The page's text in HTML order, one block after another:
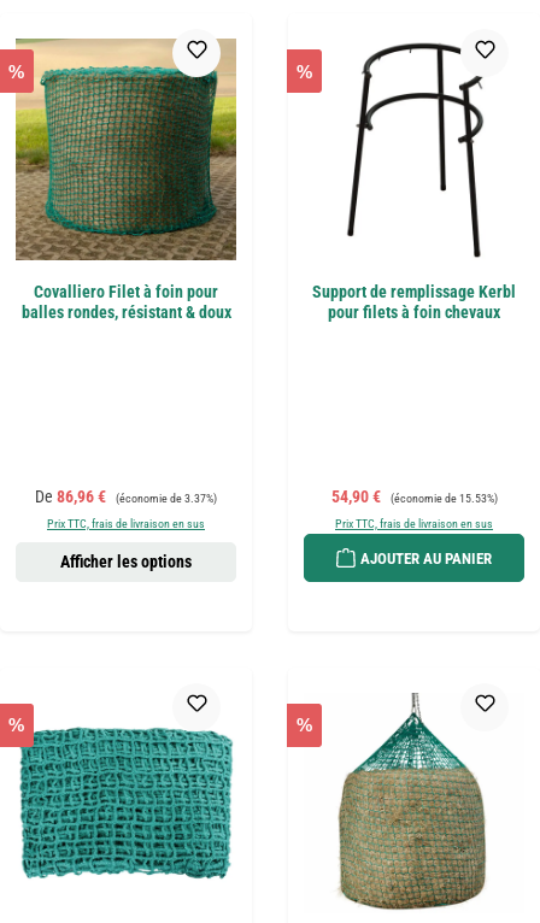
%
Covalliero Filet à foin pour
balles rondes, résistant & doux
Prix de vente :
De 86,96 € Prix régulier :
(économie de 3.37%)
Prix TTC, frais de livraison en sus
Afficher les options
%
Support de remplissage Kerbl
pour filets à foin chevaux
Prix de vente :
54,90 € Prix régulier :
(économie de 15.53%)
Prix TTC, frais de livraison en sus
AJOUTER AU PANIER
% %